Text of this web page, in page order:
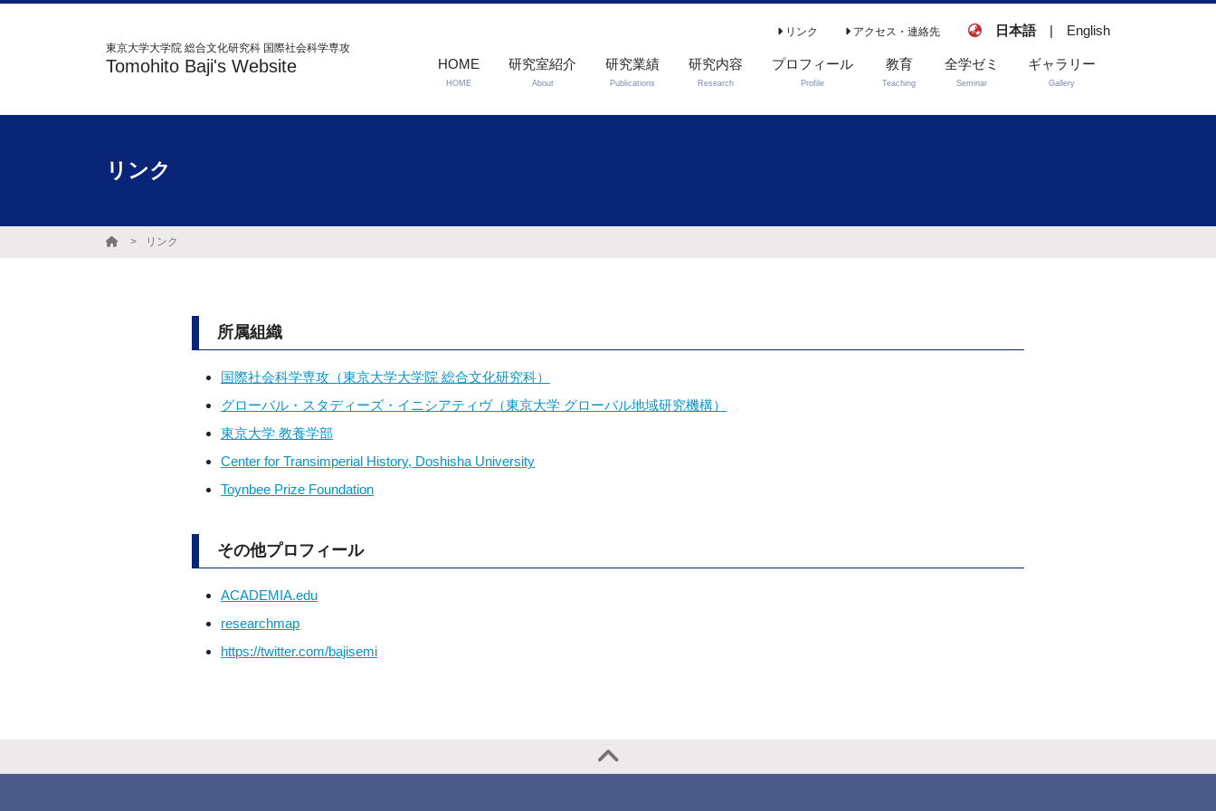
東京大学大学院 総合文化研究科 国際社会科学専攻
Tomohito Baji's Website
リンク アクセス・連絡先 日本語 | English
HOME
HOME
研究室紹介
About
研究業績
Publications
研究内容
Research
プロフィール
Profile
教育
Teaching
全学ゼミ
Seminar
ス
ギャラリー
Gallery
リンク
リンク
所属組織
国際社会科学専攻（東京大学大学院 総合文化研究科）
グローバル・スタディーズ・イニシアティヴ（東京大学 グローバル地域研究機構）
東京大学 教養学部
Center for Transimperial History, Doshisha University
Toynbee Prize Foundation
その他プロフィール
ACADEMIA.edu
researchmap
https://twitter.com/bajisemi